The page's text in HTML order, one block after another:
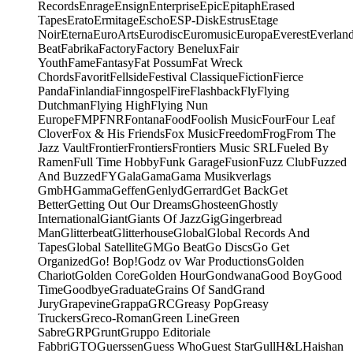
RecordsEnrageEnsignEnterpriseEpicEpitaphErased
TapesEratoErmitageEschoESP-DiskEstrusEtage
NoirEternaEuroArtsEurodiscEuromusicEuropaEverest
BeatFabrikaFactoryFactory BeneluxFair
YouthFameFantasyFat PossumFat Wreck
ChordsFavoritFellsideFestival ClassiqueFictionFierce
PandaFinlandiaFinngospelFireFlashbackFlyFlying
DutchmanFlying HighFlying Nun
EuropeFMPFNRFontanaFoodFoolish MusicFourFour Leaf
CloverFox & His FriendsFox MusicFreedomFrogFrom The
Jazz VaultFrontierFrontiersFrontiers Music SRLFueled By
RamenFull Time HobbyFunk GarageFusionFuzz ClubFuzzed
And BuzzedFYGalaGamaGama Musikverlags
GmbHGammaGeffenGenlydGerrardGet BackGet
BetterGetting Out Our DreamsGhosteenGhostly
InternationalGiantGiants Of JazzGigGingerbread
ManGlitterbeatGlitterhouseGlobalGlobal Records And
TapesGlobal SatelliteGMGo BeatGo DiscsGo Get
OrganizedGo! Bop!Godz ov War ProductionsGolden
ChariotGolden CoreGolden HourGondwanaGood BoyGood
TimeGoodbyeGraduateGrains Of SandGrand
JuryGrapevineGrappaGRCGreasy PopGreasy
TruckersGreco-RomanGreen LineGreen
SabreGRPGruntGruppo Editoriale
FabbriGTOGuerssenGuess WhoGuest StarGullH&LHaishan